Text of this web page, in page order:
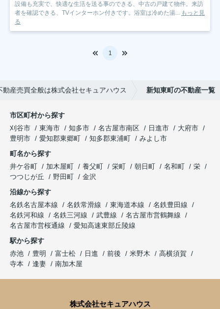
設備も充実で、快適な生活を送る事のできる、中古の戸建て物件。来訪
者を確認できる、TVインターホン付きです。浴室は冷めた湯... もっと見
る
1
産売買全般は株式会社セキュアハウス 新知東町の不動産一覧
市区町村から探す
刈谷市
東海市 知多市 名古屋市南区 日進市
大府市
豊明市
愛知郡東郷町 知多郡東浦町
みよし市
町名から探す
井ケ谷町
加木屋町 養父町 栄町 朝日町 名和町
栄
つつじが丘
野田町
金沢
沿線から探す
名鉄名古屋本線
名鉄常滑線 東海道本線
名鉄豊田線
名鉄河和線
名鉄三河線 武豊線
名古屋市営鶴舞線
名古屋市営桜通線
愛知高速東部丘陵線
駅から探す
赤池
豊明 富士松 日進 前後 米野木
高横須賀
寺本
逢妻 南加木屋
株式会社セキュアハウス